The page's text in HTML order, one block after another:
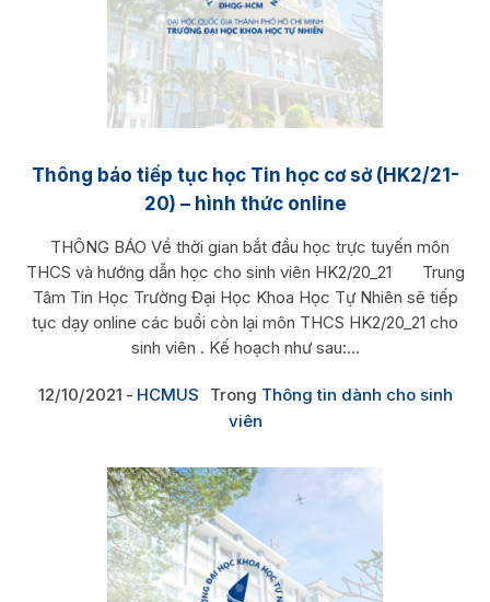
Thông báo tiếp tục học Tin học cơ sở (HK2/21-
20) – hình thức online
THÔNG BÁO Về thời gian bắt đầu học trực tuyến môn
THCS và hướng dẫn học cho sinh viên HK2/20_21 Trung
Tâm Tin Học Trường Đại Học Khoa Học Tự Nhiên sẽ tiếp
tục dạy online các buổi còn lại môn THCS HK2/20_21 cho
sinh viên . Kế hoạch như sau:...
12/10/2021 HCMUS Trong Thông tin dành cho sinh
viên